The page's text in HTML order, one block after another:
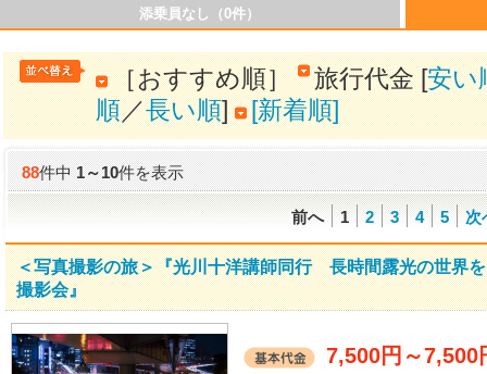
添乗員なし（0件）
［おすすめ順］ 旅行代金 [安い
順／長い順] [新着順]
88件中1～10件を表示
前へ 1 2 3 4 5 次
＜写真撮影の旅＞『光川十洋講師同行 長時間露光の世
撮影会』
7,500円 ～7,500